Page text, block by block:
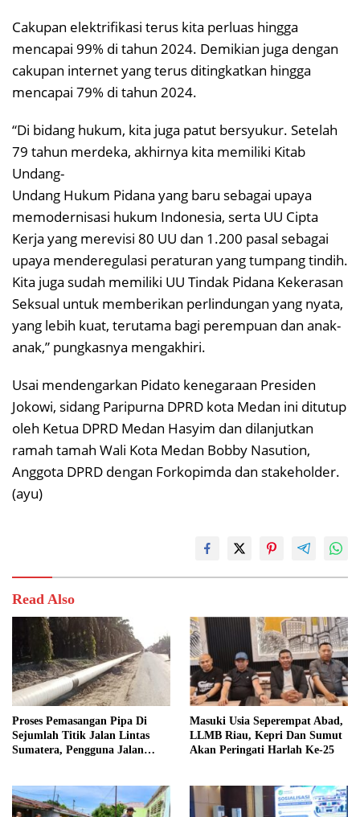
Cakupan elektrifikasi terus kita perluas hingga
mencapai 99% di tahun 2024. Demikian juga dengan
cakupan internet yang terus ditingkatkan hingga
mencapai 79% di tahun 2024.
“Di bidang hukum, kita juga patut bersyukur. Setelah
79 tahun merdeka, akhirnya kita memiliki Kitab
Undang-
Undang Hukum Pidana yang baru sebagai upaya
memodernisasi hukum Indonesia, serta UU Cipta
Kerja yang merevisi 80 UU dan 1.200 pasal sebagai
upaya menderegulasi peraturan yang tumpang tindih.
Kita juga sudah memiliki UU Tindak Pidana Kekerasan
Seksual untuk memberikan perlindungan yang nyata,
yang lebih kuat, terutama bagi perempuan dan anak-
anak,” pungkasnya mengakhiri.
Usai mendengarkan Pidato kenegaraan Presiden
Jokowi, sidang Paripurna DPRD kota Medan ini ditutup
oleh Ketua DPRD Medan Hasyim dan dilanjutkan
ramah tamah Wali Kota Medan Bobby Nasution,
Anggota DPRD dengan Forkopimda dan stakeholder.
(ayu)
Read Also
Proses Pemasangan Pipa Di
Sejumlah Titik Jalan Lintas
Sumatera, Pengguna Jalan
Masuki Usia Seperempat Abad,
LLMB Riau, Kepri Dan Sumut
Akan Peringati Harlah Ke-25